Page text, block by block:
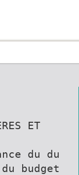
ET
du du
budget